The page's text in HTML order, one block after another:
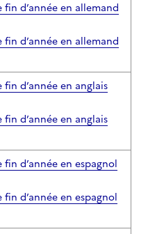
d’année en allemand
d’année en allemand
d’année en anglais
d’année en anglais
d’année en espagnol
d’année en espagnol